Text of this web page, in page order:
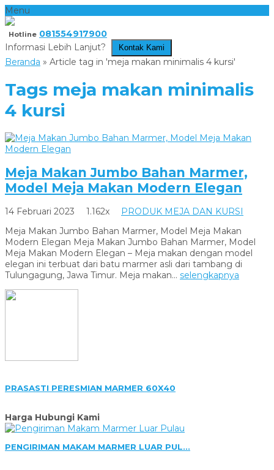
Menu
Hotline 081554917900
Informasi Lebih Lanjut?
Kontak Kami
Beranda » Article tag in 'meja makan minimalis 4 kursi'
Tags meja makan minimalis
4 kursi
Meja Makan Jumbo Bahan Marmer,
Model Meja Makan Modern Elegan
14 Februari 2023 1.162x
PRODUK MEJA DAN KURSI
Meja Makan Jumbo Bahan Marmer, Model Meja Makan
Modern Elegan Meja Makan Jumbo Bahan Marmer, Model
Meja Makan Modern Elegan – Meja makan dengan model
elegan ini terbuat dari batu marmer asli dari tambang di
Tulungagung, Jawa Timur. Meja makan... selengkapnya
PRASASTI PERESMIAN MARMER 60X40
Harga Hubungi Kami
PENGIRIMAN MAKAM MARMER LUAR PUL...